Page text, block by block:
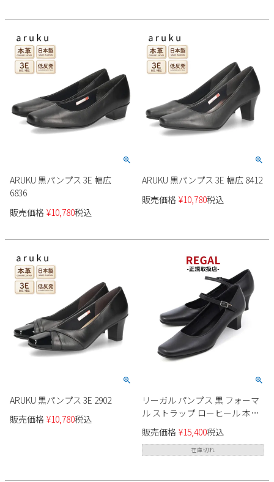
ARUKU 黒パンプス 3E 幅広
6836
販売価格 ¥10,780税込
ARUKU 黒パンプス 3E 幅広 8412
販売価格 ¥10,780税込
ARUKU 黒パンプス 3E 2902
販売価格 ¥10,780税込
リーガル パンプス 黒 フォーマ
ル ストラップ ローヒール 本革
レディース REGAL F76L スクエ
アトゥ 防滑 屈曲 仕事 オフィス
ビジネス セレモニー 靴
販売価格 ¥15,400税込
在庫切れ